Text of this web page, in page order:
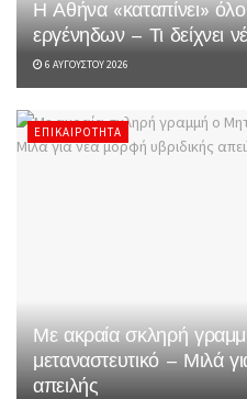
Η Αθήνα «καταπίνει»
εργένηδων – Τι δείχνει
6 ΑΥΓΟΎΣΤΟΥ 2026
ΕΠΙΚΑΙΡΌΤΗΤΑ
Με ακραία σκληρή
μεταναστευτικό – Μιλά
απειλής